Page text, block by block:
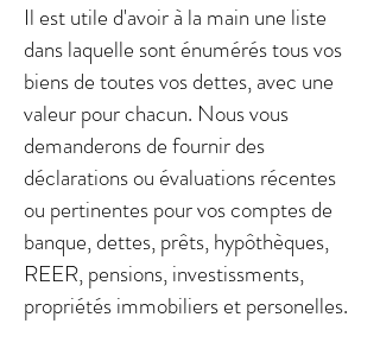
Il est utile d'avoir à la main une liste
dans laquelle sont énumérés tous vos
biens de toutes vos dettes, avec une
valeur pour chacun. Nous vous
demanderons de fournir des
déclarations ou évaluations récentes
ou pertinentes pour vos comptes de
banque, dettes, prêts, hypôthèques,
REER, pensions, investissments,
propriétés immobiliers et personelles.